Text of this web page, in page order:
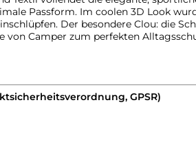
Passform. Im coolen 3D Look
Der besondere Clou: die
von Camper zum perfekten
GPSR)